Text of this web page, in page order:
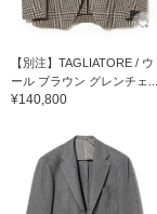
【別注】TAGLIATORE / ウ
ール ブラウン グレンチェ...
¥140,800